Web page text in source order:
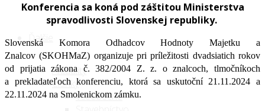
Ďalšie
Aktuality
Články
Všeobecné
Konferencia sa koná pod záštitou Ministerstva
spravodlivosti Slovenskej republiky.
Slovenská Komora Odhadcov Hodnoty Majetku a
Znalcov (SKOHMaZ) organizuje pri príležitosti dvadsiatich rokov
od prijatia zákona č. 382/2004 Z. z. o znalcoch, tlmočníkoch
a prekladateľoch konferenciu, ktorá sa uskutoční 21.11.2024 a
22.11.2024 na Smolenickom zámku.